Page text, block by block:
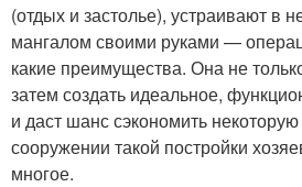
(отдых и застолье), устраивают в
мангалом своими руками —
какие преимущества. Она не
затем создать идеальное,
и даст шанс сэкономить
сооружении такой постройки
многое.